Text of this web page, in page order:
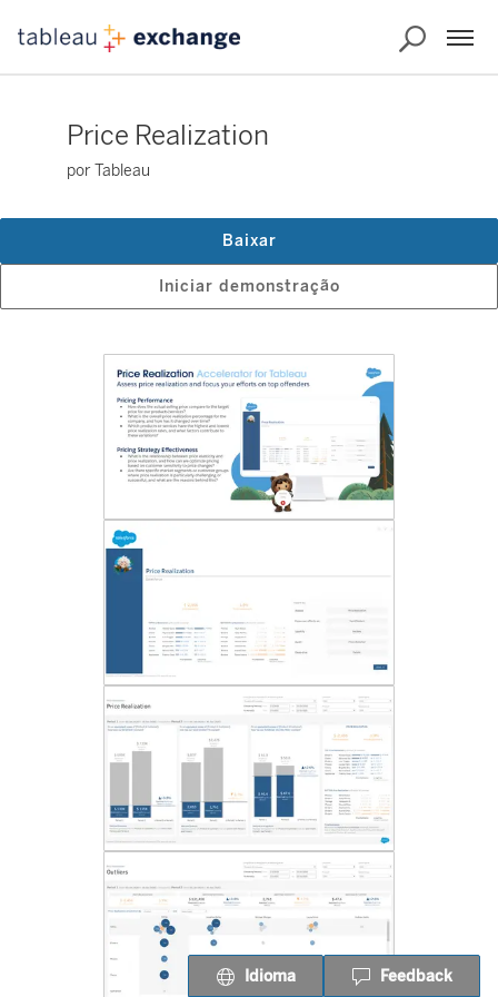
Price Realization
por Tableau
Iniciar demonstração
Baixar
Idioma Feedback